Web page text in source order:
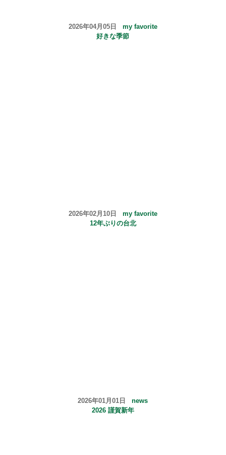
2026年04月05日 my favorite
好きな季節
2026年02月10日 my favorite
12年ぶりの台北
2026年01月01日news
2026 謹賀新年